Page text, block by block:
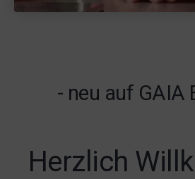
- neu auf GAIA
Herzlich